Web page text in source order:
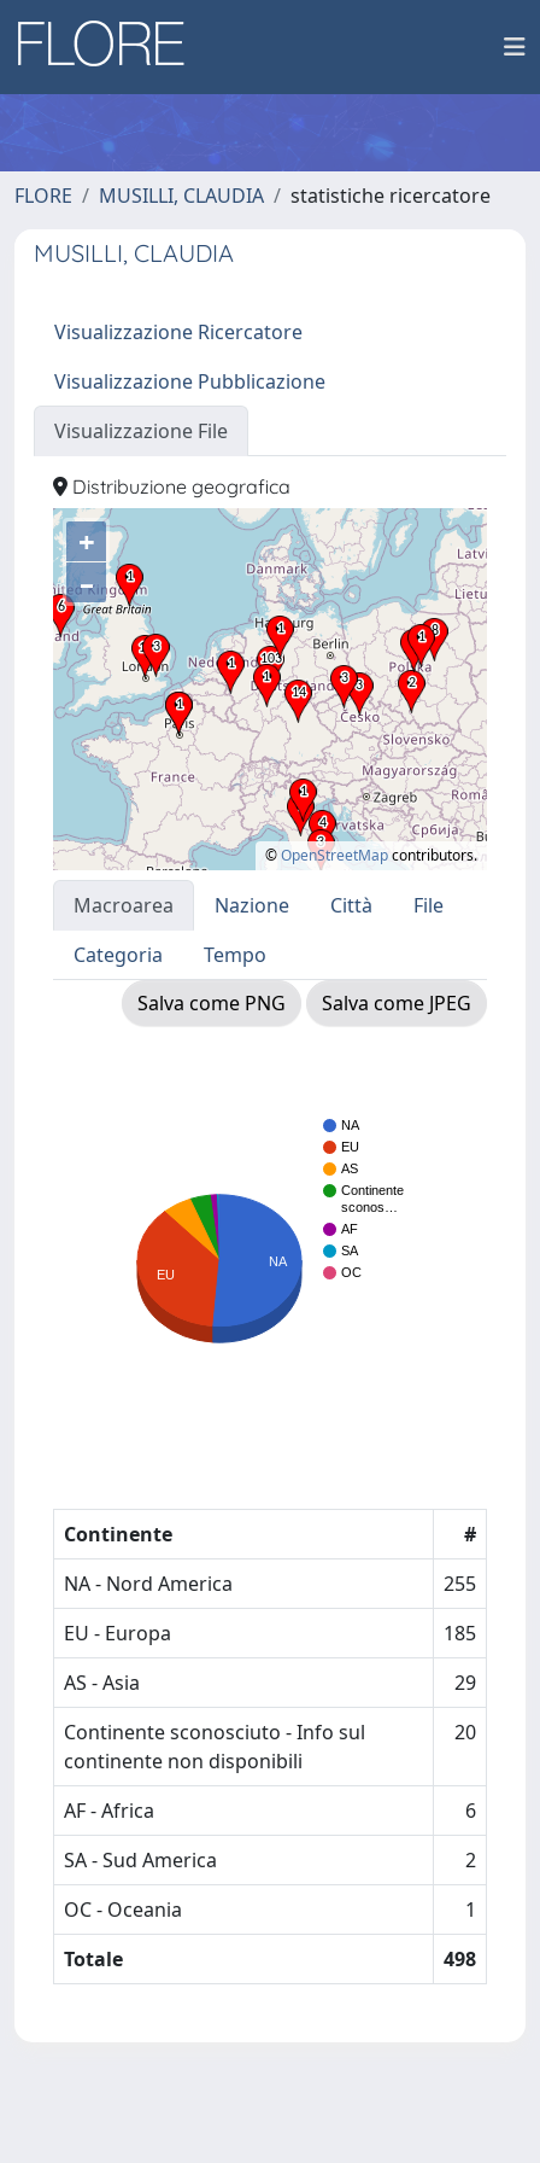
FLORE MUSILLI, CLAUDIA statistiche ricercatore
MUSILLI, CLAUDIA
Visualizzazione Ricercatore
Visualizzazione Pubblicazione
Visualizzazione File
Distribuzione geografica
+
–
©OpenStreetMapcontributors.
Macroarea Nazione Città
File
Categoria
Tempo
Salva come PNG
Salva come JPEG
NA
EU
AS
Continente
sconos…
AF
SA
OC
EU
NA
Continente
#
NA - Nord America
255
EU - Europa
185
AS - Asia
29
Continente sconosciuto - Info sul
continente non disponibili
20
AF - Africa
6
SA - Sud America
2
OC - Oceania
1
Totale
498